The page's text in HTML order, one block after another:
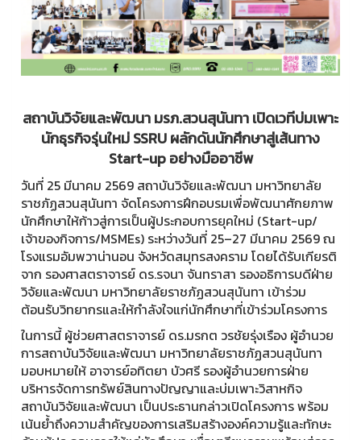
สถาบันวิจัยและพัฒนา มรภ.สวนสุนันทา เปิดเวทีบ่มเพาะ
นักธุรกิจรุ่นใหม่ SSRU ผลักดันนักศึกษาสู่เส้นทาง
Start-up อย่างมืออาชีพ
วันที่ 25 มีนาคม 2569 สถาบันวิจัยและพัฒนา มหาวิทยาลัย
ราชภัฏสวนสุนันทา จัดโครงการฝึกอบรมเพื่อพัฒนาศักยภาพ
นักศึกษาให้ก้าวสู่การเป็นผู้ประกอบการยุคใหม่ (Start-up/
เจ้าของกิจการ/MSMEs) ระหว่างวันที่ 25–27 มีนาคม 2569 ณ
โรงแรมอัมพวาน่านอน จังหวัดสมุทรสงคราม โดยได้รับเกียรติ
จาก รองศาสตราจารย์ ดร.รจนา จันทราสา รองอธิการบดีฝ่าย
วิจัยและพัฒนา มหาวิทยาลัยราชภัฏสวนสุนันทา เข้าร่วม
ต้อนรับวิทยากรและให้กำลังใจแก่นักศึกษาที่เข้าร่วมโครงการ
ในการนี้ ผู้ช่วยศาสตราจารย์ ดร.มรกต วรชัยรุ่งเรือง ผู้อำนวย
การสถาบันวิจัยและพัฒนา มหาวิทยาลัยราชภัฏสวนสุนันทา
มอบหมายให้ อาจารย์อทิตยา บัวศรี รองผู้อำนวยการฝ่าย
บริหารจัดการทรัพย์สินทางปัญญาและบ่มเพาะวิสาหกิจ
สถาบันวิจัยและพัฒนา เป็นประธานกล่าวเปิดโครงการ พร้อม
เน้นย้ำถึงความสำคัญของการเสริมสร้างองค์ความรู้และทักษะ